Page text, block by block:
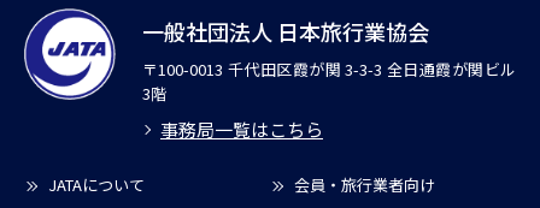
一般社団法人 日本旅行業協会
〒100-0013 千代田区霞が関 3-3-3 全日通霞が関ビル
3階
事務局一覧はこちら
JATAについて
会員・旅行業者向け